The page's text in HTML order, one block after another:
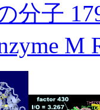
分子
M